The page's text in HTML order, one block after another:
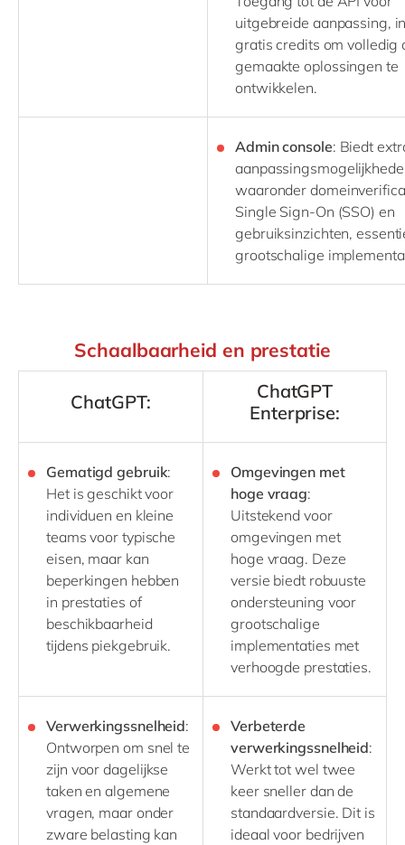
uitgebreide aanpassing,
gratis credits om volledig
gemaakte oplossingen te
ontwikkelen.
Admin console: Biedt
waaronder
Single Sign-On (SSO) en
gebruiksinzichten,
grootschalige
Schaalbaarheid en prestatie
ChatGPT:
ChatGPT
Enterprise:
Gematigd gebruik:
Het is geschikt voor
individuen en kleine
teams voor typische
eisen, maar kan
beperkingen hebben
in prestaties of
beschikbaarheid
tijdens piekgebruik.
Omgevingen met
hoge vraag:
Uitstekend voor
omgevingen met
hoge vraag. Deze
versie biedt robuuste
ondersteuning voor
grootschalige
implementaties met
verhoogde prestaties.
Verwerkingssnelheid:
Ontworpen om snel te
zijn voor dagelijkse
taken en algemene
vragen, maar onder
zware belasting kan
Verbeterde
verwerkingssnelheid:
Werkt tot wel twee
keer sneller dan de
standaardversie. Dit is
ideaal voor bedrijven